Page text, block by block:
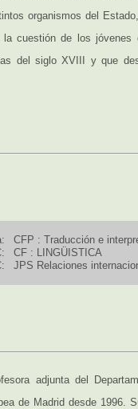
organismos del
cuestión de los jóvenes
del siglo XVIII y que
CFP : Traducción e
CF : LINGÜISTICA
JPS Relaciones
adjunta del
de Madrid desde 1996.